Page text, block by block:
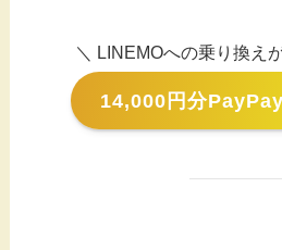
＼ LINEMOへの乗り換え
14,000円分PayPay